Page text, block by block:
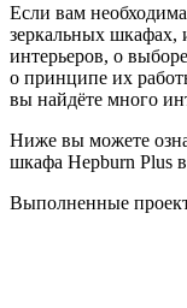
Если вам
зеркальных шкафах,
интерьеров, о
о принципе их
вы найдёте много
Ниже вы можете
шкафа Hepburn Plus
Выполненные